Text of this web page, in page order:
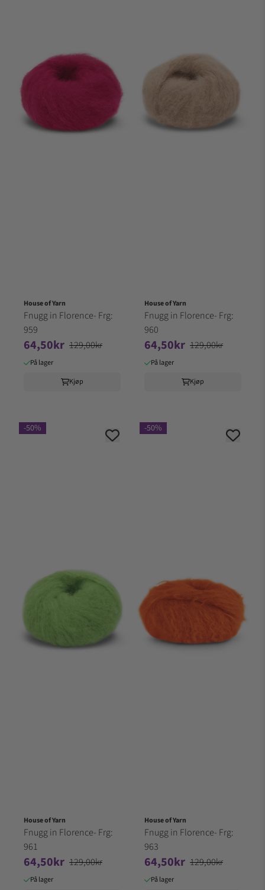
House of Yarn
Fnugg in Florence- Frg:
959
64,50kr 129,00kr
På lager
Kjøp
House of Yarn
Fnugg in Florence- Frg:
960
64,50kr 129,00kr
På lager
Kjøp
-50%
House of Yarn
Fnugg in Florence- Frg:
961
64,50kr 129,00kr
På lager
-50%
House of Yarn
Fnugg in Florence- Frg:
963
64,50kr 129,00kr
På lager